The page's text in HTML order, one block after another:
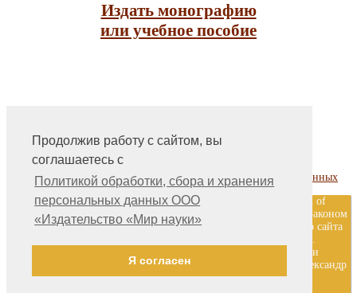
Продолжив работу с сайтом, вы
соглашаетесь с
Политикой обработки, сбора и хранения
персональных данных ООО
«Издательство «Мир науки»
Я согласен
Издать монографию
или учебное пособие
На главную
Контакты, учредитель, редакция
Политика обработки, сбора и хранения персональных данных
ООО «Издательство «Мир науки» \ «Publishing company «World of
science», LLC Материалы, размещенные на сайте, охраняются Законом
о защите авторских прав. Публикация любых материалов этого сайта
Авторские права на размещенные на сайте научные публикации
принадлежат их авторам. Разработка и поддержка сайта — Александр
Павлов, pavlov@mir-nauki.com